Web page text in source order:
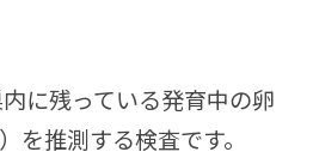
に残っている発育中の卵
を推測する検査です。